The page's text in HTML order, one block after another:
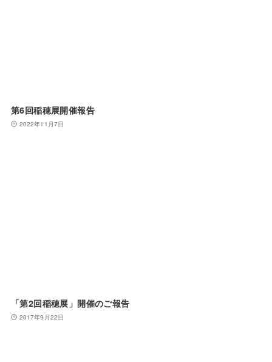
第6回稲穂展開催報告
2022年11月7日
「第2回稲穂展」開催のご報告
2017年9月22日